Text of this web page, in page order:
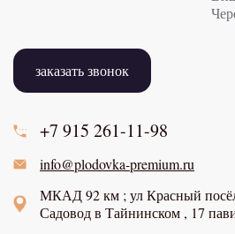
заказать звонок
+7 915 261-11-98
info@plodovka-premium.ru
МКАД 92 км ; ул Красный
Садовод в Тайнинском , 17